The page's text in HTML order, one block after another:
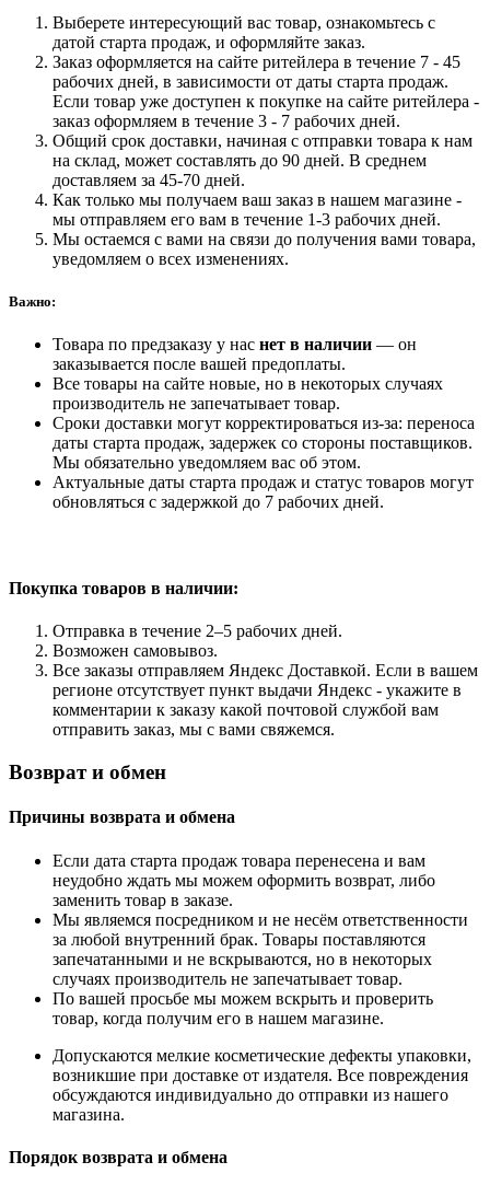
Выберете интересующий вас товар, ознакомьтесь с
датой старта продаж, и оформляйте заказ.
Заказ оформляется на сайте ритейлера в течение 7 - 45
рабочих дней, в зависимости от даты старта продаж.
Если товар уже доступен к покупке на сайте ритейлера -
заказ оформляем в течение 3 - 7 рабочих дней.
Общий срок доставки, начиная с отправки товара к нам
на склад, может составлять до 90 дней. В среднем
доставляем за 45-70 дней.
Как только мы получаем ваш заказ в нашем магазине -
мы отправляем его вам в течение 1-3 рабочих дней.
Мы остаемся с вами на связи до получения вами товара,
уведомляем о всех изменениях.
Важно:
Товара по предзаказу у нас нет в наличии — он
заказывается после вашей предоплаты.
Все товары на сайте новые, но в некоторых случаях
производитель не запечатывает товар.
Сроки доставки могут корректироваться из-за: переноса
даты старта продаж, задержек со стороны поставщиков.
Мы обязательно уведомляем вас об этом.
Актуальные даты старта продаж и статус товаров могут
обновляться с задержкой до 7 рабочих дней.
Покупка товаров в наличии:
Отправка в течение 2–5 рабочих дней.
Возможен самовывоз.
Все заказы отправляем Яндекс Доставкой. Если в вашем
регионе отсутствует пункт выдачи Яндекс - укажите в
комментарии к заказу какой почтовой службой вам
отправить заказ, мы с вами свяжемся.
Возврат и обмен
Причины возврата и обмена
Если дата старта продаж товара перенесена и вам
неудобно ждать мы можем оформить возврат, либо
заменить товар в заказе.
Мы являемся посредником и не несём ответственности
за любой внутренний брак. Товары поставляются
запечатанными и не вскрываются, но в некоторых
случаях производитель не запечатывает товар.
По вашей просьбе мы можем вскрыть и проверить
товар, когда получим его в нашем магазине.
Допускаются мелкие косметические дефекты упаковки,
возникшие при доставке от издателя. Все повреждения
обсуждаются индивидуально до отправки из нашего
магазина.
Порядок возврата и обмена